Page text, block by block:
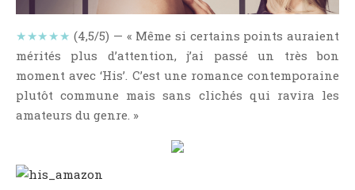
RENDEZ-VOUS LIVRESQUES
SWAPS & CHALLENGES
LES TAGS
QUI SOMMES-NOUS ?
CONTACT
★★★★★ (4,5/5) — « Même si certains points auraient
mérités plus d’attention, j’ai passé un très bon
moment avec ‘His’. C’est une romance contemporaine
plutôt commune mais sans clichés qui ravira les
amateurs du genre. »